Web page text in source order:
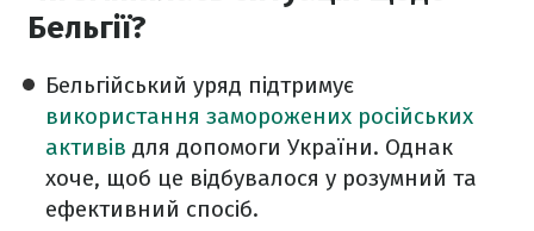
Бельгії?
Бельгійський уряд підтримує
використання заморожених російських
активів для допомоги України. Однак
хоче, щоб це відбувалося у розумний та
ефективний спосіб.